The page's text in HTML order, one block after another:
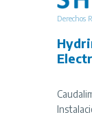
Derechos